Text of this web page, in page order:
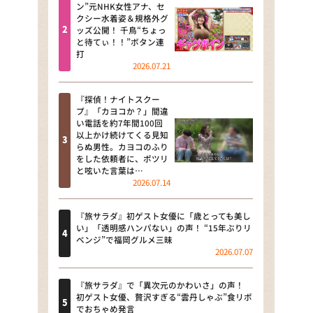
河合＆A.B.C-Z塚田×福井アナ
「なんでやねん！？」（news お
かえり）
DAIGOも台所 ～きょうの献立 何
にする？～
本日はダイアンなり！シーズン２
朝だ！生です旅サラダ
教えて！ニュースライブ 正義の
ミカタ
ＬＩＦＥ～夢のカタチ～
新婚さんいらっしゃい！
ザキ山小屋本館
ン”元NHK女性アナ、セ
クシー水着姿＆規格外グ
ッズ公開！ 千鳥“ちょっ
と待てぃ！！”ボタン連
打
2026.07.21
『探偵！ナイトスクー
プ』「カヨコか？」間違
い電話を約7年間100回
以上かけ続けてくる見知
らぬ男性。カヨコのふり
をした依頼者に、ポツリ
と呟いた言葉は…
2026.07.14
『旅サラダ』初ゲスト女優に「歳とっても美し
い」「透明感ハンパない」の声！ “15年ぶりリ
ベンジ”で福岡グルメ三昧
2026.07.07
『旅サラダ』で「異次元のかわいさ」の声！
初ゲスト女優、贅沢すぎる“雲丹しゃぶ”食リポ
でおちゃめ発言